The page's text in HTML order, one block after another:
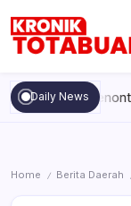
content
Totabuan
hari
ini
Kronik
Daily News
6 Penonton
Home / Berita Daerah